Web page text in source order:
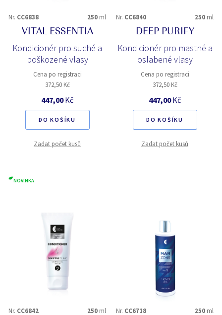
Nr. CC6838 250 ml
VITAL ESSENTIA
Kondicionér pro suché a
poškozené vlasy
Cena po registraci
372,50 Kč
447,00Kč
DO KOŠÍKU
Zadat počet kusů
Nr. CC6840 250 ml
DEEP PURIFY
Kondicionér pro mastné a
oslabené vlasy
Cena po registraci
372,50 Kč
447,00Kč
DO KOŠÍKU
Zadat počet kusů
NOVINKA
Nr. CC6842 250 ml Nr. CC6718 250 ml